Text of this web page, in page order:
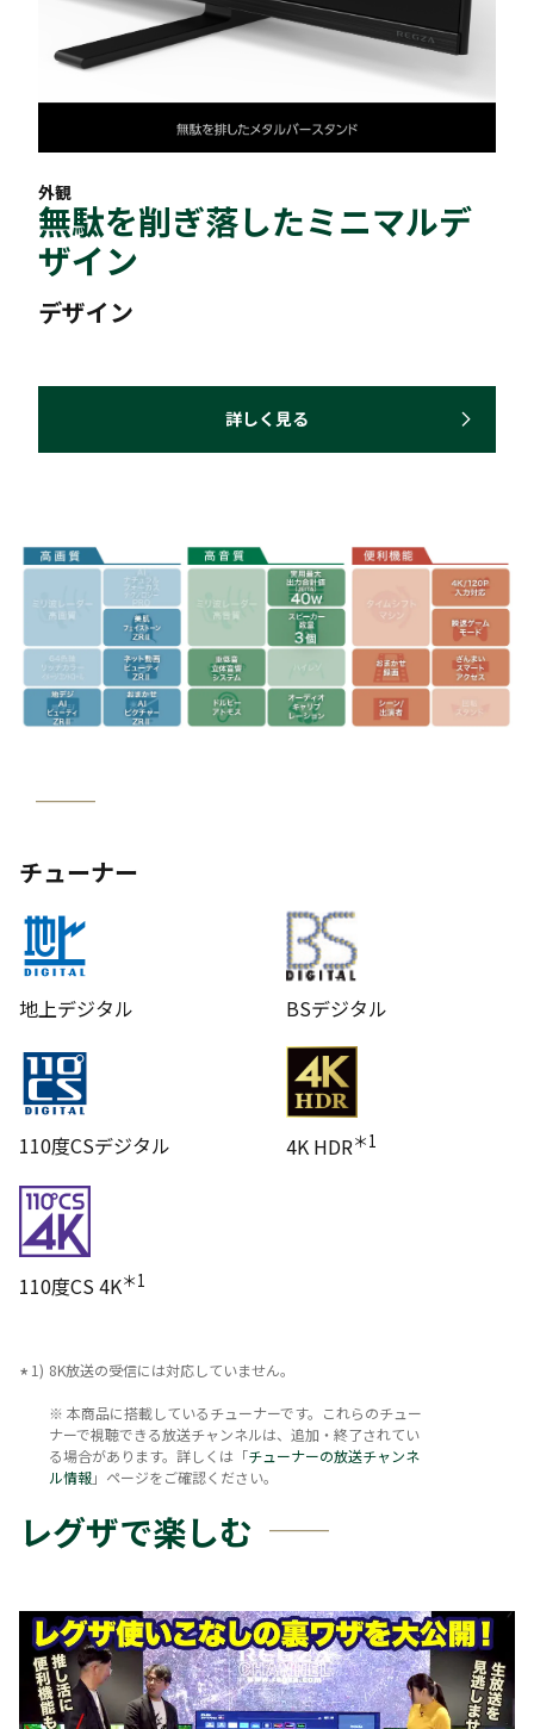
外観
無駄を削ぎ落したミニマルデ
ザイン
デザイン
詳しく見る
チューナー
地上デジタル BSデジタル
110度CSデジタル 4K HDR＊1
110度CS 4K＊1
8K放送の受信には対応していません。
※ 本商品に搭載しているチューナーです。これらのチュー
ナーで視聴できる放送チャンネルは、追加・終了されてい
る場合があります。詳しくは「チューナーの放送チャンネ
ル情報」ページをご確認ください。
レグザで楽しむ